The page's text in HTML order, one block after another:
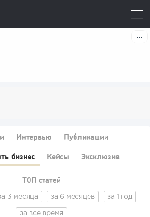
Интервью Публикации
бизнес Кейсы Эксклюзив
ТОП статей
3 месяца за 6 месяцев за 1 год
за все время